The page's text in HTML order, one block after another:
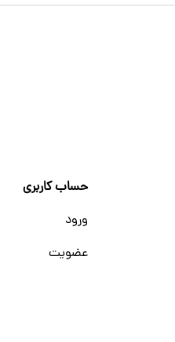
حساب کاربری
ورود
عضویت